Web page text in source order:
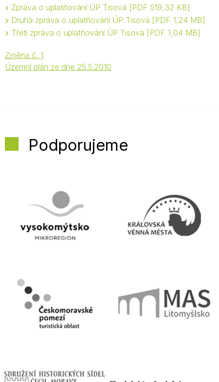
Zpráva o uplatňování ÚP Tisová
PDF 519,32 KB
Druhá zpráva o uplatňování ÚP Tisová
PDF 1,24 MB
Třetí zpráva o uplatňování ÚP Tisová
PDF 1,04 MB
Změna č. 1
Územní plán ze dne 25.5.2010
Podporujeme